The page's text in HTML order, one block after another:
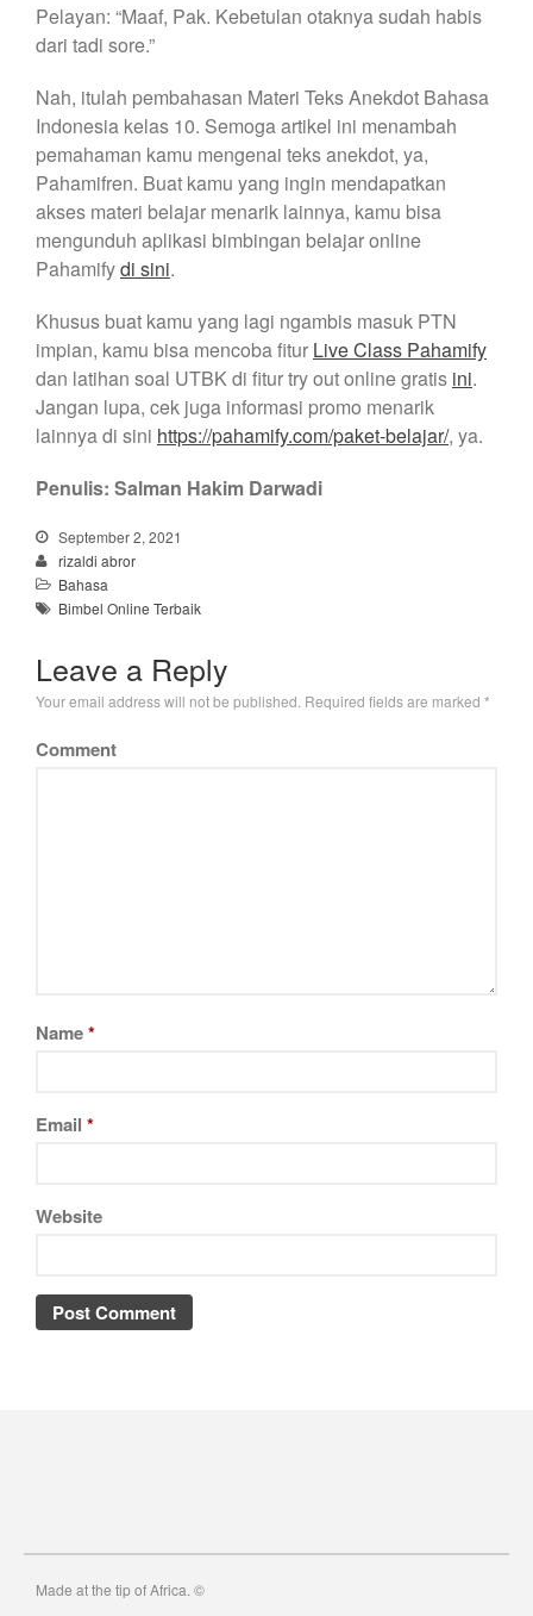
Pelayan: “Maaf, Pak. Kebetulan otaknya sudah habis
dari tadi sore.”
Nah, itulah pembahasan Materi Teks Anekdot Bahasa
Indonesia kelas 10. Semoga artikel ini menambah
pemahaman kamu mengenai teks anekdot, ya,
Pahamifren. Buat kamu yang ingin mendapatkan
akses materi belajar menarik lainnya, kamu bisa
mengunduh aplikasi bimbingan belajar online
Pahamifydi sini.
Khusus buat kamu yang lagi ngambis masuk PTN
impian, kamu bisa mencoba fitur Live Class Pahamify
dan latihan soal UTBK di fitur try out online gratis ini.
Jangan lupa, cek juga informasi promo menarik
lainnya di sini https://pahamify.com/paket-belajar/, ya.
Penulis: Salman Hakim Darwadi
September 2, 2021
rizaldi abror
Bahasa
Bimbel Online Terbaik
Leave a Reply
Your email address will not be published. Required fields are marked *
Comment
Name*
Email *
Website
Made at the tip of Africa. ©